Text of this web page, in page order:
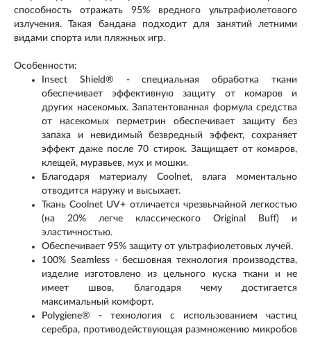
способность отражать 95% вредного ультрафиолетового
излучения. Такая бандана подходит для занятий летними
видами спорта или пляжных игр.
Особенности:
Insect Shield® - специальная обработка ткани
обеспечивает эффективную защиту от комаров и
других насекомых. Запатентованная формула средства
от насекомых перметрин обеспечивает защиту без
запаха и невидимый безвредный эффект, сохраняет
эффект даже после 70 стирок. Защищает от комаров,
клещей, муравьев, мух и мошки.
Благодаря материалу Coolnet, влага моментально
отводится наружу и высыхает.
Ткань Coolnet UV+ отличается чрезвычайной легкостью
(на 20% легче классического Original Buff) и
эластичностью.
Обеспечивает 95% защиту от ультрафиолетовых лучей.
100% Seamless - бесшовная технология производства,
изделие изготовлено из цельного куска ткани и не
имеет швов, благодаря чему достигается
максимальный комфорт.
Polygiene® - технология с использованием частиц
серебра, противодействующая размножению микробов